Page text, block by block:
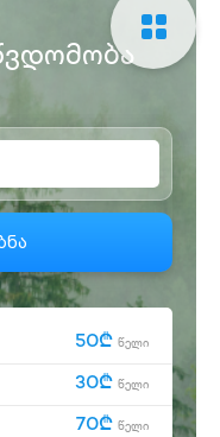
50₾ წელი
30₾ წელი
70₾ წელი